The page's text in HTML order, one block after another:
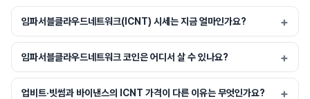
임파서블클라우드네트워크(ICNT) 시세는 지금 얼마인가요?
임파서블클라우드네트워크 코인은 어디서 살 수 있나요?
업비트·빗썸과 바이낸스의 ICNT 가격이 다른 이유는 무엇인가요?